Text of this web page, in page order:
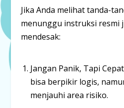
Jika Anda melihat tanda-
menunggu instruksi resmi
mendesak:
Jangan Panik, Tapi
bisa berpikir logis,
menjauhi area risiko.